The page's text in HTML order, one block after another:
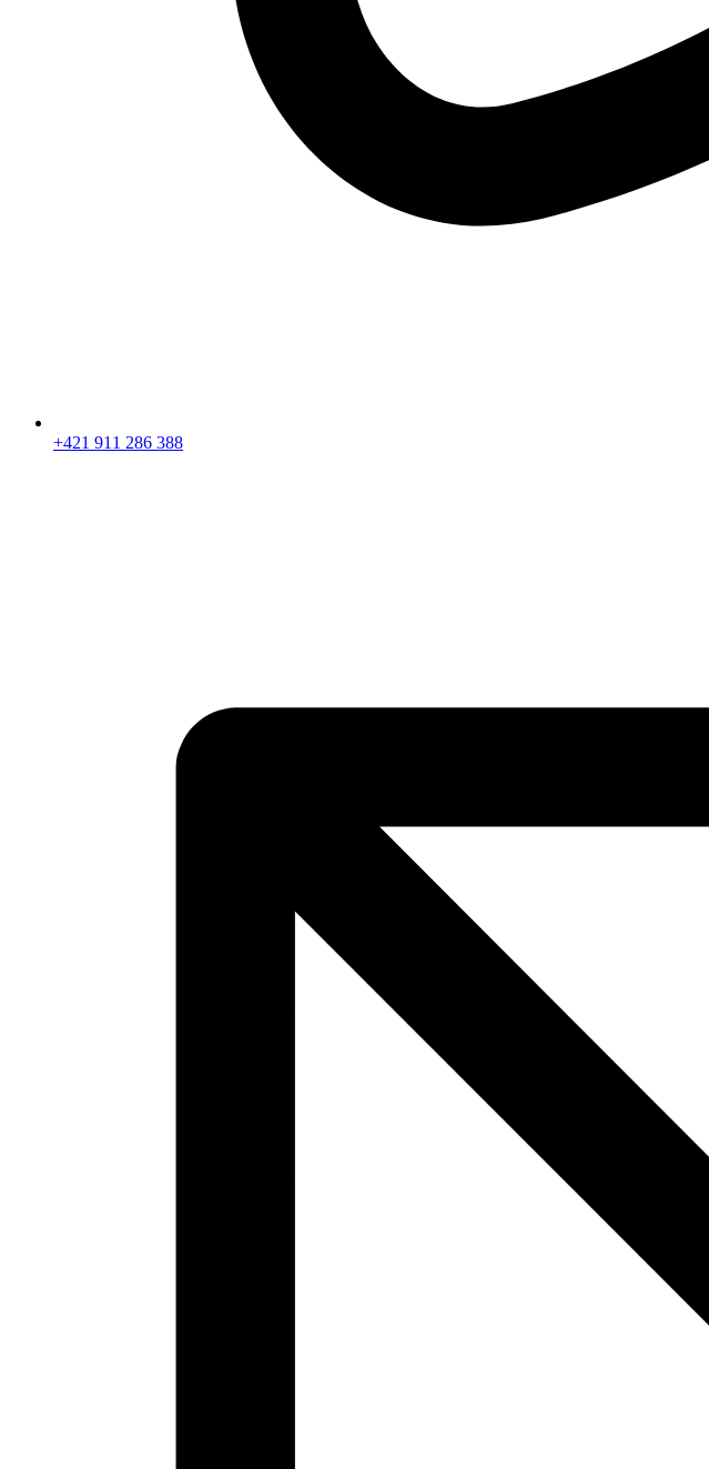
+421 911 286 388